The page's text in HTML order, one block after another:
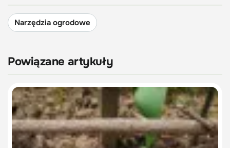
Narzędzia ogrodowe
Powiązane artykuły